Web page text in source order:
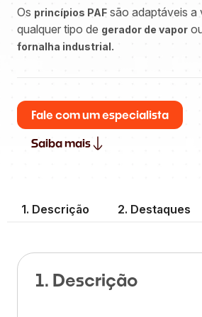
Os princípios PAF são adaptáveis a
qualquer tipo de gerador de vapor
fornalha industrial.
Fale com um especialista
Saiba mais
1. Descrição 2. Destaques
1. Descrição